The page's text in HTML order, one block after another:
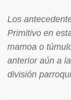
Los
Primitivo en
mamoa o
anterior aún a
división